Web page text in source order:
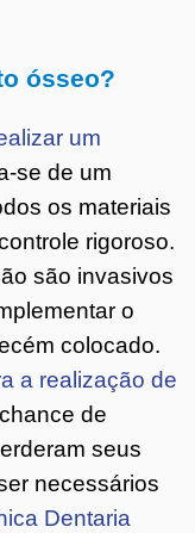
ósseo?
um
se de um
os materiais
rigoroso.
são invasivos
o
colocado.
a realização de
de
seus
necessários
Dentaria